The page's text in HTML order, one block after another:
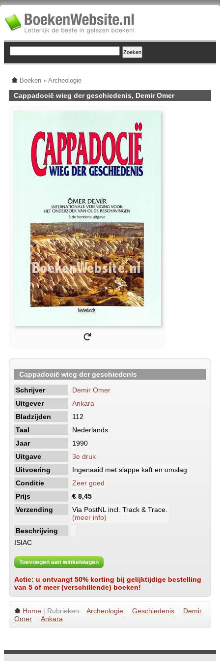
Boeken » Archeologie
Cappadocië wieg der geschiedenis, Demir Omer
Cappadocië wieg der geschiedenis
Schrijver
Demir Omer
Uitgever
Ankara
Bladzijden
112
Taal
Nederlands
Jaar
1990
Uitgave
3e druk
Uitvoering
Ingenaaid met slappe kaft en omslag
Conditie
Zeer goed
Prijs
€ 8,45
Verzending
Via PostNL incl. Track & Trace.
(meer info)
Beschrijving
ISIAC
Toevoegen aan winkelwagen
Actie: u ontvangt 50% korting bij gelijktijdige bestelling
van 5 of meer (verschillende) boeken!
Home | Rubrieken: Archeologie Geschiedenis
Demir
Omer
Ankara